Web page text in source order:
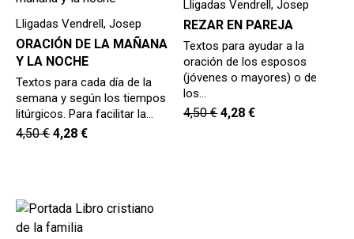
Lligadas Vendrell, Josep
ORACIÓN DE LA MAÑANA
Y LA NOCHE
Textos para cada día de la
semana y según los tiempos
litúrgicos. Para facilitar la…
4,50€ 4,28 €
Lligadas Vendrell, Josep
REZAR EN PAREJA
Textos para ayudar a la
oración de los esposos
(jóvenes o mayores) o de
los…
4,50€ 4,28€